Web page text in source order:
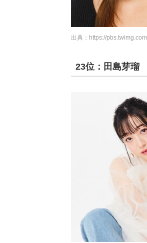
出典： https://pbs.twimg.com
23位：田島芽瑠